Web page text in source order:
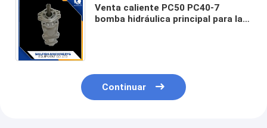
Venta caliente PC50 PC40-7
bomba hidráulica principal para la
Continuar